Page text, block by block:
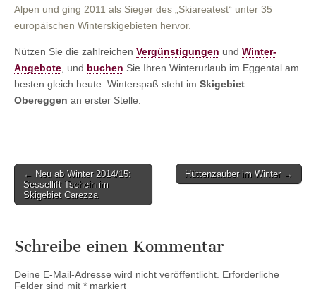
Alpen und ging 2011 als Sieger des „Skiareatest“ unter 35
europäischen Winterskigebieten hervor.
Nützen Sie die zahlreichen Vergünstigungen und Winter-
Angebote , und buchen Sie Ihren Winterurlaub im Eggental am
besten gleich heute. Winterspaß steht im Skigebiet
Obereggen an erster Stelle.
Post
navigation
← Neu ab Winter 2014/15:
Sessellift Tschein im
Skigebiet Carezza
Hüttenzauber im Winter →
Schreibe einen Kommentar
Deine E-Mail-Adresse wird nicht veröffentlicht. Erforderliche
Felder sind mit * markiert